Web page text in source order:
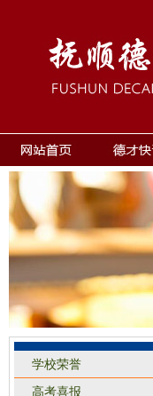
学校荣誉
高考喜报